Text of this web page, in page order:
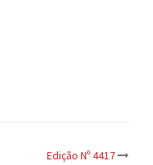
Edição Nº 4417